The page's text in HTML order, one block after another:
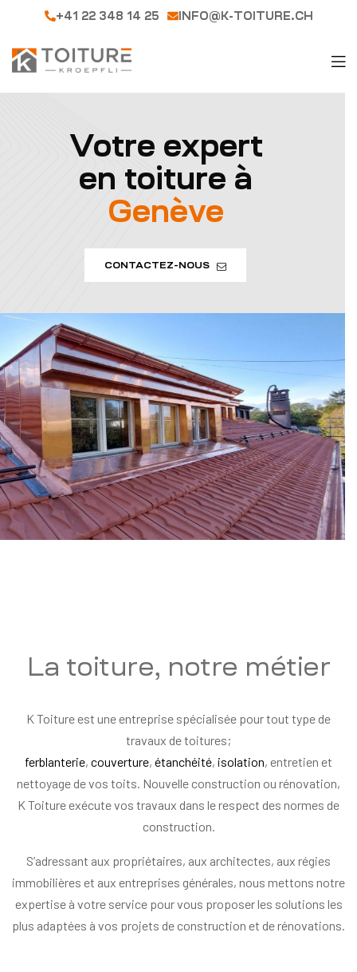
+41 22 348 14 25 INFO@K-TOITURE.CH
Votre expert
en toiture à
Genève
CONTACTEZ-NOUS
La toiture, notre métier
K Toiture est une entreprise spécialisée pour tout type de
travaux de toitures;
ferblanterie, couverture, étanchéité, isolation, entretien et
nettoyage de vos toits. Nouvelle construction ou rénovation,
K Toiture exécute vos travaux dans le respect des normes de
construction.
S’adressant aux propriétaires, aux architectes, aux régies
immobilières et aux entreprises générales, nous mettons notre
expertise à votre service pour vous proposer les solutions les
plus adaptées à vos projets de construction et de rénovations.